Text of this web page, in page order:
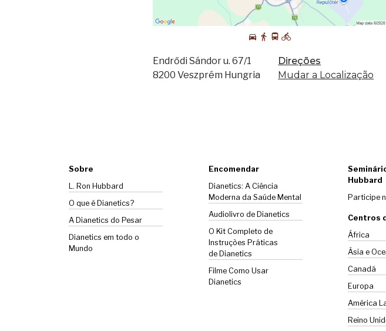
Endrődi Sándor u. 67/1
8200 Veszprém Hungria
Direções
Mudar a Localização
Sobre
L. Ron Hubbard
O que é Dianetics?
A Dianetics do Pesar
Dianetics em todo o
Mundo
Encomendar
Dianetics: A Ciência
Moderna da Saúde Mental
Audiolivro de Dianetics
O Kit Completo de
Instruções Práticas
de Dianetics
Filme Como Usar
Dianetics
Hubbard
Participe
Centros
África
Ásia e
Canadá
Europa
América
Reino